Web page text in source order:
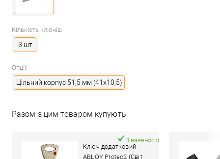
Кількість ключів:
3 шт
Опції:
Цільний корпус 51,5 мм (41x10,5)
Разом з цим товаром купують:
Ключ додатковий
ABLOY Protec2 (Світ
В наявності